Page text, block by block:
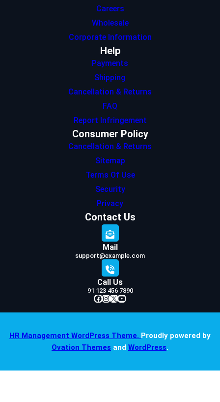
Careers
Wholesale
Corporate Information
Help
Payments
Shipping
Cancellation & Returns
FAQ
Report Infringement
Consumer Policy
Cancellation & Returns
Sitemap
Terms Of Use
Security
Privacy
Contact Us
Mail
support@example.com
Call Us
91 123 456 7890
Facebook InstagramX YouTube
HR Management WordPress Theme. Proudly powered by
Ovation Themes and WordPress.